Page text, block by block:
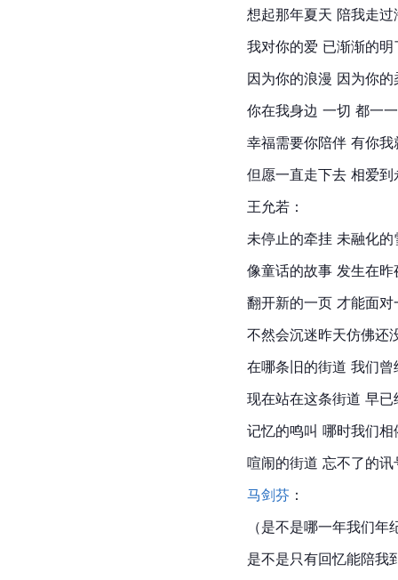
想起那年夏天 陪我走过
我对你的爱 已渐渐的明
因为你的浪漫 因为你的
你在我身边 一切 都一
幸福需要你陪伴 有你我
但愿一直走下去 相爱到
王允若：
未停止的牵挂 未融化的
像童话的故事 发生在昨
翻开新的一页 才能面对
不然会沉迷昨天仿佛还
在哪条旧的街道 我们曾
现在站在这条街道 早已
记忆的鸣叫 哪时我们相
喧闹的街道 忘不了的讯
马剑芬 ：
（是不是哪一年我们年
是不是只有回忆能陪我